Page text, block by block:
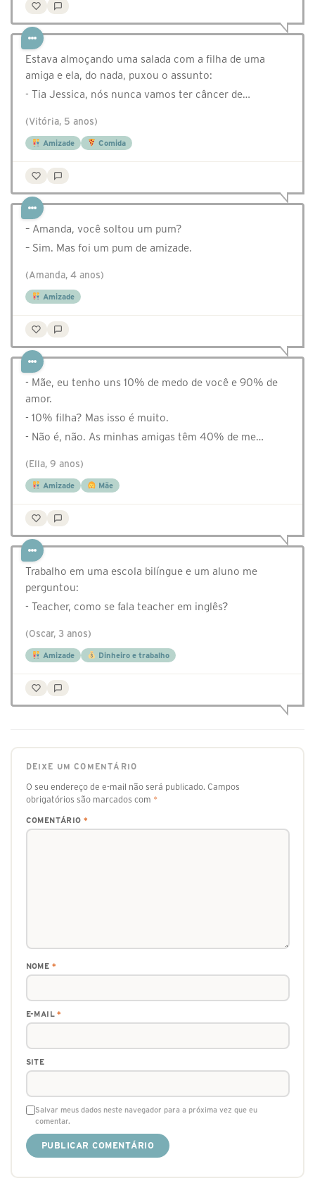
Estava almoçando uma salada com a filha de uma
amiga e ela, do nada, puxou o assunto:
- Tia Jessica, nós nunca vamos ter câncer de…
(Vitória, 5 anos)
Amizade Comida
– Amanda, você soltou um pum?
– Sim. Mas foi um pum de amizade.
(Amanda, 4 anos)
Amizade
- Mãe, eu tenho uns 10% de medo de você e 90% de
amor.
- 10% filha? Mas isso é muito.
- Não é, não. As minhas amigas têm 40% de me…
(Ella, 9 anos)
Amizade Mãe
Trabalho em uma escola bilíngue e um aluno me
perguntou:
- Teacher, como se fala teacher em inglês?
(Oscar, 3 anos)
Amizade Dinheiro e trabalho
DEIXE UM COMENTÁRIO
O seu endereço de e-mail não será publicado. Campos
obrigatórios são marcados com *
COMENTÁRIO *
NOME *
E-MAIL*
SITE
Salvar meus dados neste navegador para a próxima vez que eu
comentar.